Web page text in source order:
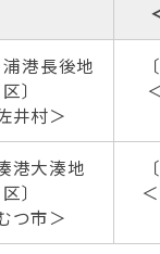
浦港長後地
区〕
井村＞
港大湊地
区〕
つ市＞